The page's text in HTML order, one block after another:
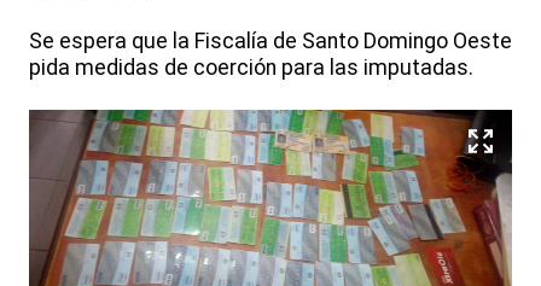
Se espera que la Fiscalía de Santo Domingo Oeste
pida medidas de coerción para las imputadas.